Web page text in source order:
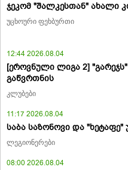
ჯეკომ "შალკესთან" ახალი
უცხოური ფეხბურთი
12:44 2026.08.04
[ეროვნული ლიგა 2]
გაწვრთნის
კლუბები
11:17 2026.08.04
საბა საზონოვი და
ლეგიონერები
08:00 2026.08.04